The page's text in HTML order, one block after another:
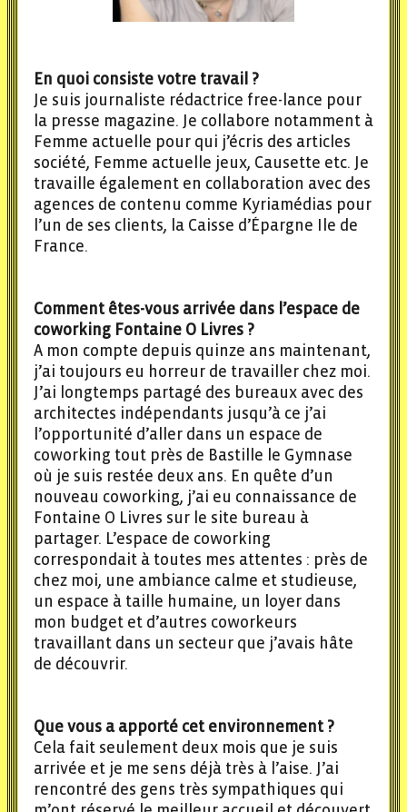
En quoi consiste votre travail ?
Je suis journaliste rédactrice free-lance pour
la presse magazine. Je collabore notamment à
Femme actuelle pour qui j’écris des articles
société, Femme actuelle jeux, Causette etc. Je
travaille également en collaboration avec des
agences de contenu comme Kyriamédias pour
l’un de ses clients, la Caisse d’Épargne Ile de
France.
Comment êtes-vous arrivée dans l’espace de
coworking Fontaine O Livres ?
A mon compte depuis quinze ans maintenant,
j’ai toujours eu horreur de travailler chez moi.
J’ai longtemps partagé des bureaux avec des
architectes indépendants jusqu’à ce j’ai
l’opportunité d’aller dans un espace de
coworking tout près de Bastille le Gymnase
où je suis restée deux ans. En quête d’un
nouveau coworking, j’ai eu connaissance de
Fontaine O Livres sur le site bureau à
partager. L’espace de coworking
correspondait à toutes mes attentes : près de
chez moi, une ambiance calme et studieuse,
un espace à taille humaine, un loyer dans
mon budget et d’autres coworkeurs
travaillant dans un secteur que j’avais hâte
de découvrir.
Que vous a apporté cet environnement ?
Cela fait seulement deux mois que je suis
arrivée et je me sens déjà très à l’aise. J’ai
rencontré des gens très sympathiques qui